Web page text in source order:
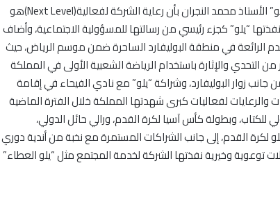
محمد النجران بأن رعاية الشركة لفعالية(Next Level)
هو
“يلو” كجزء رئيسي من رسالتها للمسؤولية الاجتماعية، وأضاف
الرائعة في منطقة البوليفارد الساحرة ضمن موسم الرياض، حيث
من التحدي والإثارة باستخدام الرياضة الشعبية الأولى في المملكة
جانب زوار البوليفارد، وشراكة “يلو” مع نادي الفيحاء في إقامة
والرعايات لفعاليات كبرى شهدتها المملكة خلال الفترة الماضية
وبطولة كأس آسيا لكرة القدم، ورالي حائل الدولي،
لكرة القدم، إلى جانب الشراكات المستمرة مع نخبة من أندية دوري
توعوية وخيرية نفذتها الشركة لخدمة المجتمع مثل “يلو العطاء”